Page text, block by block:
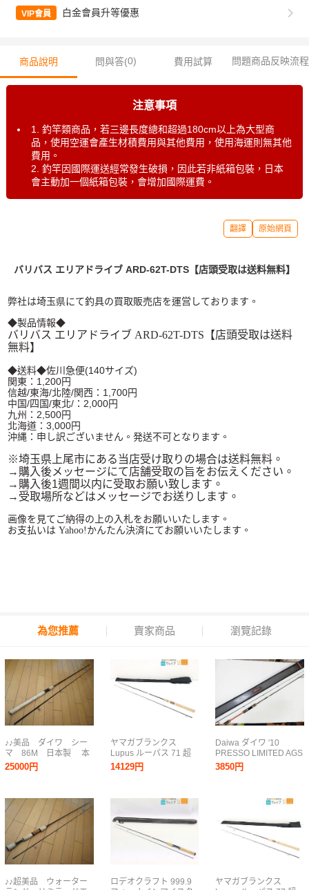
VIP會員 白金會員升等優惠
商品說明 問與答(0) 費用試算 問題商品反映流程
注意事項
1. 釣竿類商品，若三邊長度總和超過180cm以上為大型商
品，使用空運會產生材積費用與其他費用，使用海運則無其他
費用。
2. 釣竿因國際運送經常發生破損，因此若非紙箱包裝，日本
會主動加一個紙箱包裝，會增加國際運費。
翻譯 原始網頁
バリバス エリアドライブ ARD-62T-DTS【店頭受取は送料無料】
弊社は埼玉県にて釣具の買取販売店を運営しております。
◆製品情報◆
バリバス エリアドライブ ARD-62T-DTS 【店頭受取は送料
無料】
◆送料◆佐川急便(140サイズ)
関東：1,200円
信越/東海/北陸/関西：1,700円
中国/四国/東北/：2,000円
九州：2,500円
北海道：3,000円
沖縄：申し訳ございません。発送不可となります。
※埼玉県上尾市にある当店受け取りの場合は送料無料。
→購入後メッセージにて店舗受取の旨をお伝えください。
→購入後1週間以内に受取お願い致します。
→受取場所などはメッセージでお送りします。
画像を見てご納得の上の入札をお願いいたします。
お支払いは Yahoo!かんたん決済にてお願いいたします。
為您推薦 賣家商品 瀏覽記錄
♪♪美品 ダイワ シー
マ 86M 日本製 本
流等に♪♪
25000円
♪♪超美品 ウォーター
ヤマガブランクス
Lupus ルーパス 71 超
美品
14129円
ロデオクラフト 999.9
Daiwa ダイワ '10
PRESSO LIMITED AGS
プレッソ リミテッド
AGS 74L 中古品【同
3850円
ヤマガブランクス